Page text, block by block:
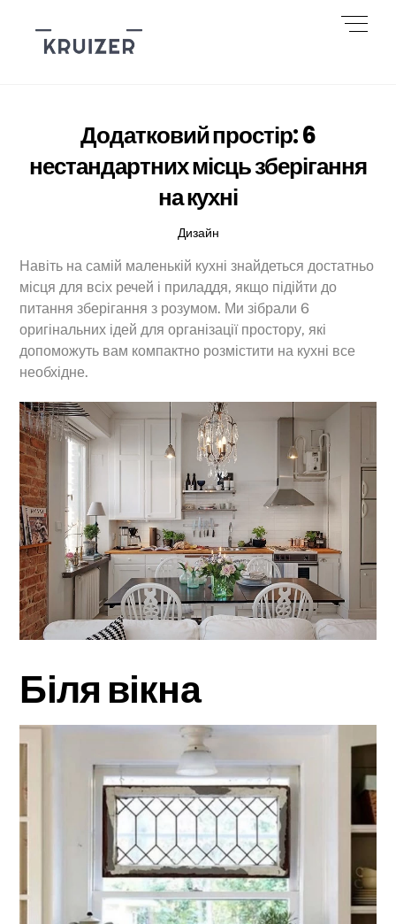
content
Додатковий простір: 6
нестандартних місць зберігання
на кухні
Дизайн
Навіть на самій маленькій кухні знайдеться достатньо
місця для всіх речей і приладдя, якщо підійти до
питання зберігання з розумом. Ми зібрали 6
оригінальних ідей для організації простору, які
допоможуть вам компактно розмістити на кухні все
необхідне.
Біля вікна